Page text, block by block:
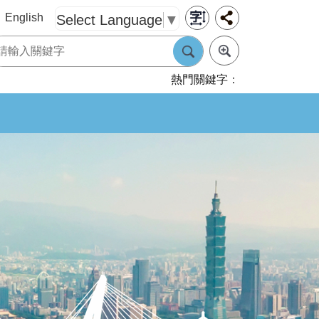
English Select Language ▼
熱門關鍵字